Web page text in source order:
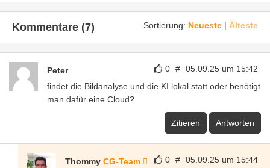
Sortierung: Neueste | Älteste
Kommentare (7)
0 # 05.09.25 um 15:42
Peter
findet die Bildanalyse und die KI lokal statt oder benötigt
man dafür eine Cloud?
Zitieren Antworten
0 # 05.09.25 um 15:44
Thommy CG-Team